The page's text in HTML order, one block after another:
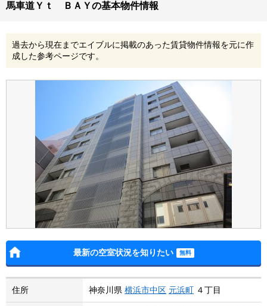
馬車道Ｙｔ ＢＡＹの基本物件情報
過去から現在までエイブルに掲載のあった賃貸物件情報を元に作
成した参考ページです。
最新の空室状況を知りたい
住所 神奈川県 横浜市中区 元浜町 ４丁目